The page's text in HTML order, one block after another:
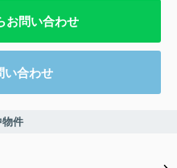
お問い合わせ
い合わせ
物件